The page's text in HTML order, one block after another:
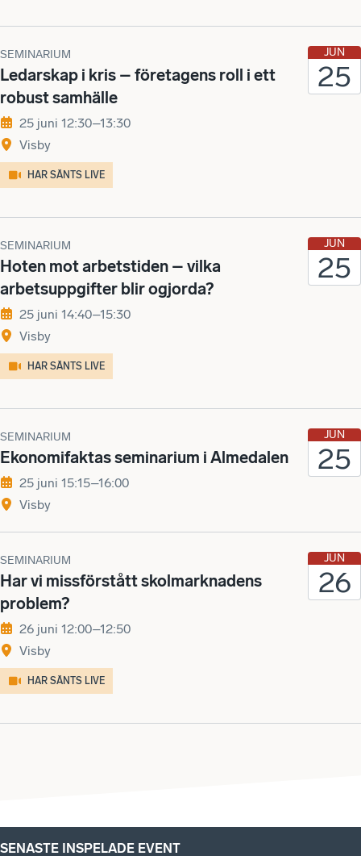
SEMINARIUM
Ledarskap i kris – företagens roll i ett
robust samhälle
25 juni 12:30–13:30
Visby
HAR SÄNTS LIVE
JUN
25
SEMINARIUM
Hoten mot arbetstiden – vilka
arbetsuppgifter blir ogjorda?
25 juni 14:40–15:30
Visby
HAR SÄNTS LIVE
JUN
25
SEMINARIUM
Ekonomifaktas seminarium i Almedalen
25 juni 15:15–16:00
Visby
JUN
25
SEMINARIUM
Har vi missförstått skolmarknadens
problem?
26 juni 12:00–12:50
Visby
HAR SÄNTS LIVE
JUN
26
SENASTE INSPELADE EVENT